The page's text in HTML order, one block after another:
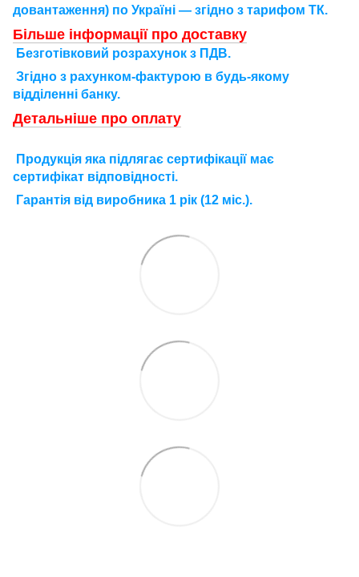
довантаження) по Україні — згідно з тарифом ТК.
Більше інформації про доставку
Безготівковий розрахунок з ПДВ.
Згідно з рахунком-фактурою в будь-якому
відділенні банку.
Детальніше про оплату
П родукція яка підлягає сертифікації має
сертифікат відповідності.
Гарантія від виробника 1 рік (12 міс.).